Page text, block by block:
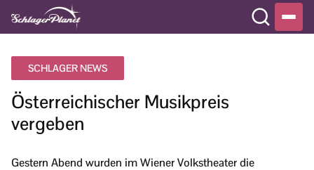
SCHLAGER NEWS
Österreichischer Musikpreis
vergeben
Gestern Abend wurden im Wiener Volkstheater die